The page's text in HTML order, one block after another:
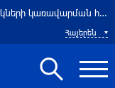
Բելառուսում պակասում է ԽՍՀՄ ժամանակների կառավարման համակարգը․ Լուկաշենկո
Հայերեն